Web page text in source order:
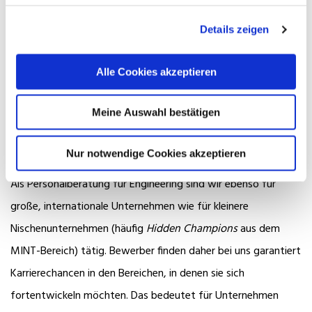
Details zeigen
Alle Cookies akzeptieren
Meine Auswahl bestätigen
Nur notwendige Cookies akzeptieren
Beziehungen. Entsprechend beraten wir auch unsere
Kandidaten stets individuell. Wir verstehen, was es heißt, die
richtigen Entscheidungen zum richtigen Zeitpunkt einer
Karriere zu treffen. Mit unserer Karriereberatung starten
Kandidaten durch und bleiben oben!
Bewerber für alle Hierarchie- und Erfahrungslevel
Als Personalberatung für Engineering sind wir ebenso für
große, internationale Unternehmen wie für kleinere
Nischenunternehmen (häufig Hidden Championsaus dem
MINT-Bereich) tätig. Bewerber finden daher bei uns garantiert
Karrierechancen in den Bereichen, in denen sie sich
fortentwickeln möchten. Das bedeutet für Unternehmen